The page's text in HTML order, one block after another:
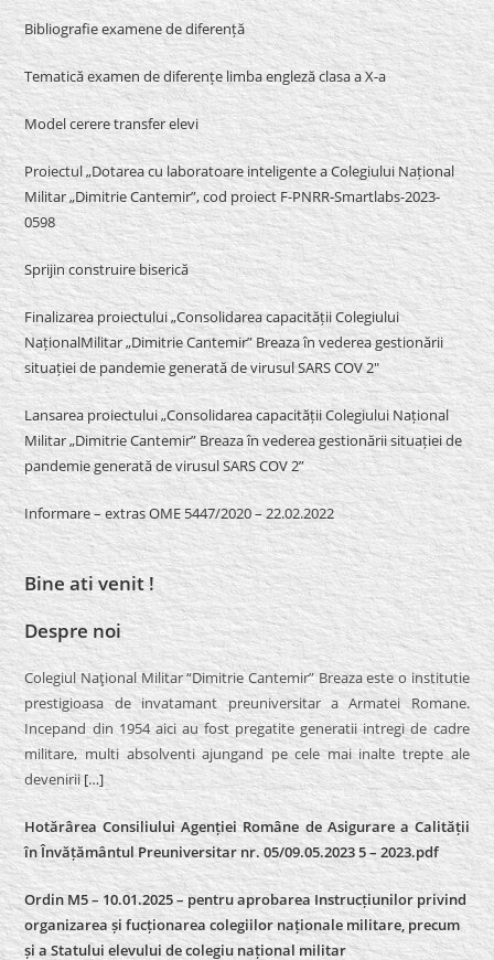
Bibliografie examene de diferență
Tematică examen de diferențe limba engleză clasa a X-a
Model cerere transfer elevi
Proiectul „Dotarea cu laboratoare inteligente a Colegiului Național
Militar „Dimitrie Cantemir”, cod proiect F-PNRR-Smartlabs-2023-
0598
Sprijin construire biserică
Finalizarea proiectului „Consolidarea capacității Colegiului
NaționalMilitar „Dimitrie Cantemir” Breaza în vederea gestionării
situației de pandemie generată de virusul SARS COV 2″
Lansarea proiectului „Consolidarea capacității Colegiului Național
Militar „Dimitrie Cantemir” Breaza în vederea gestionării situației de
pandemie generată de virusul SARS COV 2”
Informare – extras OME 5447/2020 – 22.02.2022
Bine ati venit !
Despre noi
Colegiul Naţional Militar “Dimitrie Cantemir” Breaza este o institutie
prestigioasa de invatamant preuniversitar a Armatei Romane.
Incepand din 1954 aici au fost pregatite generatii intregi de cadre
militare, multi absolventi ajungand pe cele mai inalte trepte ale
devenirii[…]
Hotărârea Consiliului Agenției Române de Asigurare a Calității
în Învățământul Preuniversitar nr. 05/09.05.2023 5 – 2023.pdf
Ordin M5 – 10.01.2025 – pentru aprobarea Instrucțiunilor privind
organizarea și fucționarea colegiilor naționale militare, precum
și a Statului elevului de colegiu național militar